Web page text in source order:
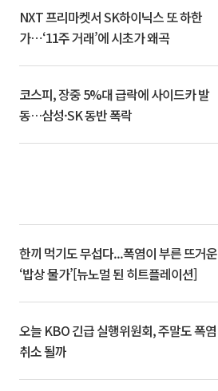
NXT 프리마켓서 SK하이닉스 또 하한
가⋯‘11주 거래’에 시초가 왜곡
코스피, 장중 5%대 급락에 사이드카 발
동…삼성·SK 동반 폭락
한끼 먹기도 무섭다...폭염이 부른 뜨거운
‘밥상 물가’[뉴노멀 된 히트플레이션]
오늘 KBO 긴급 실행위원회, 주말도 폭염
취소 될까